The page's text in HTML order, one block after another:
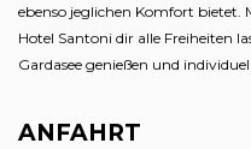
ebenso jeglichen Komfort bietet.
Hotel Santoni dir alle Freiheiten
Gardasee genießen und
ANFAHRT